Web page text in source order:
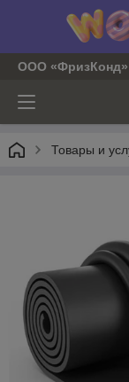
ООО «ФризКонд»
Товары и